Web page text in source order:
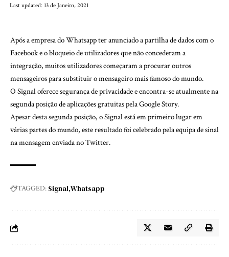
Last updated: 13 de Janeiro, 2021
Após a empresa do Whatsapp ter anunciado a partilha de dados com o
Facebook e o bloqueio de utilizadores que não concederam a
integração, muitos utilizadores começaram a procurar outros
mensageiros para substituir o mensageiro mais famoso do mundo.
O Signal oferece segurança de privacidade e encontra-se atualmente na
segunda posição de aplicações gratuitas pela Google Story.
Apesar desta segunda posição, o Signal está em primeiro lugar em
várias partes do mundo, este resultado foi celebrado pela equipa de sinal
na mensagem enviada no Twitter.
TAGGED: Signal Whatsapp